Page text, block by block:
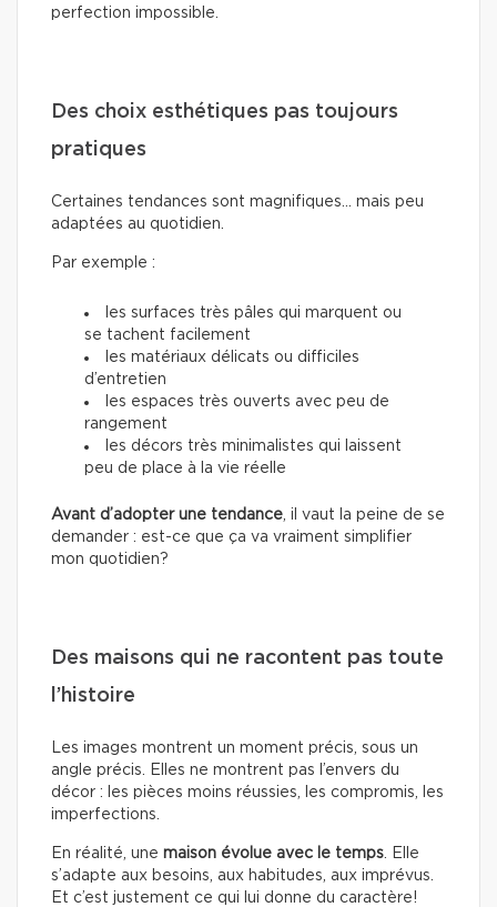
perfection impossible.
Des choix esthétiques pas toujours
pratiques
Certaines tendances sont magnifiques… mais peu
adaptées au quotidien.
Par exemple :
les surfaces très pâles qui marquent ou
se tachent facilement
les matériaux délicats ou difficiles
d’entretien
les espaces très ouverts avec peu de
rangement
les décors très minimalistes qui laissent
peu de place à la vie réelle
Avant d’adopter une tendance , il vaut la peine de se
demander : est-ce que ça va vraiment simplifier
mon quotidien?
Des maisons qui ne racontent pas toute
l’histoire
Les images montrent un moment précis, sous un
angle précis. Elles ne montrent pas l’envers du
décor : les pièces moins réussies, les compromis, les
imperfections.
En réalité, une maison évolue avec le temps . Elle
s’adapte aux besoins, aux habitudes, aux imprévus.
Et c’est justement ce qui lui donne du caractère!